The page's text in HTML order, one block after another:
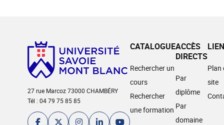
27 rue Marcoz 73000 CHAMBÉRY
Tél : 04 79 75 85 85
CATALOGUE
Rechercher un
cours
Rechercher
une formation
ACCÈS
DIRECTS
Par
diplôme
Par
domaine
Plan
site